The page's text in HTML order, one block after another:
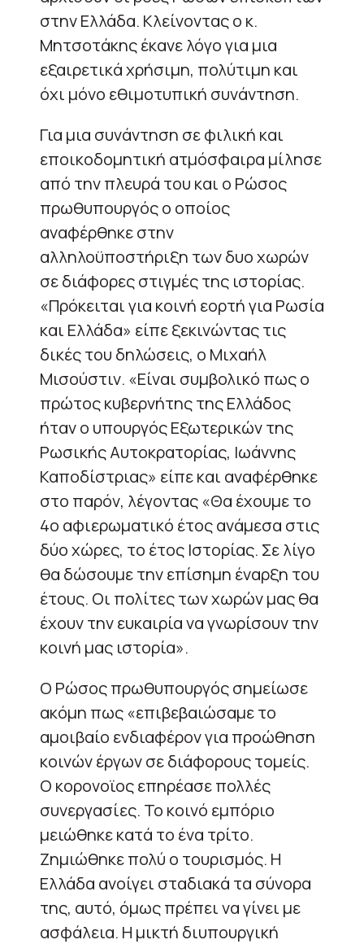
στην Ελλάδα. Κλείνοντας ο κ.
Μητσοτάκης έκανε λόγο για μια
εξαιρετικά χρήσιμη, πολύτιμη και
όχι μόνο εθιμοτυπική συνάντηση.
Για μια συνάντηση σε φιλική και
εποικοδομητική ατμόσφαιρα μίλησε
από την πλευρά του και ο Ρώσος
πρωθυπουργός ο οποίος
αναφέρθηκε στην
αλληλοϋποστήριξη των δυο χωρών
σε διάφορες στιγμές της ιστορίας.
«Πρόκειται για κοινή εορτή για Ρωσία
και Ελλάδα» είπε ξεκινώντας τις
δικές του δηλώσεις, ο Μιχαήλ
Μισούστιν. «Είναι συμβολικό πως ο
πρώτος κυβερνήτης της Ελλάδος
ήταν ο υπουργός Εξωτερικών της
Ρωσικής Αυτοκρατορίας, Ιωάννης
Καποδίστριας» είπε και αναφέρθηκε
στο παρόν, λέγοντας «Θα έχουμε το
4ο αφιερωματικό έτος ανάμεσα στις
δύο χώρες, το έτος Ιστορίας. Σε λίγο
θα δώσουμε την επίσημη έναρξη του
έτους. Οι πολίτες των χωρών μας θα
έχουν την ευκαιρία να γνωρίσουν την
κοινή μας ιστορία».
Ο Ρώσος πρωθυπουργός σημείωσε
ακόμη πως «επιβεβαιώσαμε το
αμοιβαίο ενδιαφέρον για προώθηση
κοινών έργων σε διάφορους τομείς.
Ο κορονοϊος επηρέασε πολλές
συνεργασίες. Το κοινό εμπόριο
μειώθηκε κατά το ένα τρίτο.
Ζημιώθηκε πολύ ο τουρισμός. Η
Ελλάδα ανοίγει σταδιακά τα σύνορα
της, αυτό, όμως πρέπει να γίνει με
ασφάλεια. Η μικτή διυπουργική